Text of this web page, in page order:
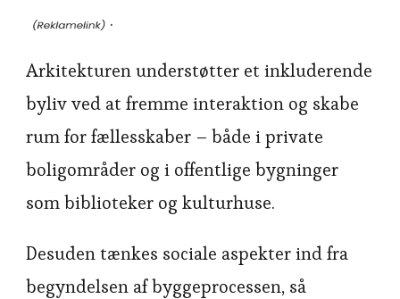
.
Arkitekturen understøtter et inkluderende
byliv ved at fremme interaktion og skabe
rum for fællesskaber – både i private
boligområder og i offentlige bygninger
som biblioteker og kulturhuse.
Desuden tænkes sociale aspekter ind fra
begyndelsen af byggeprocessen, så